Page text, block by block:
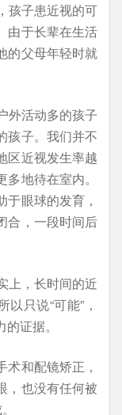
孩子患近视的可
由于长辈在生活
的父母年轻时就
外活动多的孩子
孩子。我们并不
区近视发生率越
地待在室内。
眼球的发育，
合，一段时间后
上，长时间的近
只说“可能”，
证据。
和配镜矫正，
，也没有任何被